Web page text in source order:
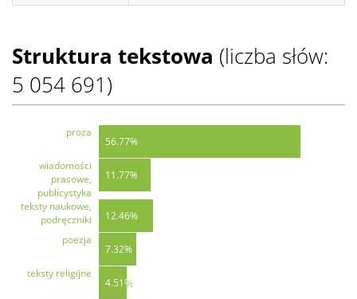
Struktura tekstowa (liczba słów:
5 054 691)
proza
56.77%
wiadomości
prasowe,
publicystyka
11.77%
teksty naukowe,
podręczniki
12.46%
poezja
7.32%
teksty religijne
4.51%